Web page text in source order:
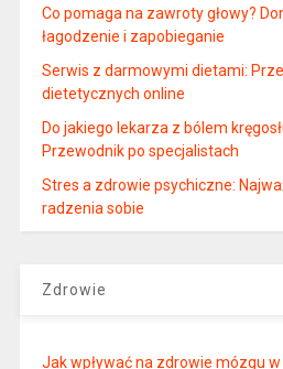
Co pomaga na zawroty głowy?
łagodzenie i zapobieganie
Serwis z darmowymi dietami:
dietetycznych online
Do jakiego lekarza z bólem
Przewodnik po specjalistach
Stres a zdrowie psychiczne:
radzenia sobie
Zdrowie
Jak wpływać na zdrowie mózgu